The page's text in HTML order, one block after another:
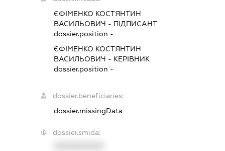
ЄФІМЕНКО КОСТЯНТИН
ВАСИЛЬОВИЧ - ПІДПИСАНТ
dossier.position -
ЄФІМЕНКО КОСТЯНТИН
ВАСИЛЬОВИЧ - КЕРІВНИК
dossier.position -
dossier.beneficiaries:
dossier.missingData
dossier.smida: